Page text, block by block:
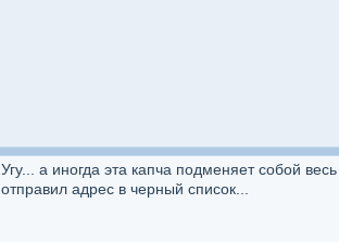
Угу... а иногда эта капча подменяет собой
отправил адрес в черный список...